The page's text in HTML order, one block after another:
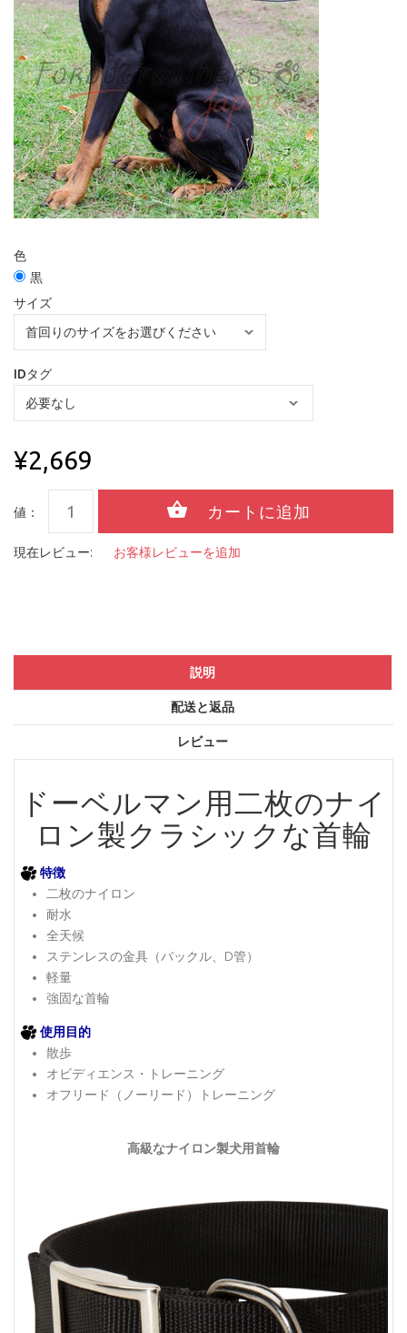
色
黒
サイズ
IDタグ
¥2,669
値：
現在レビュー: お客様レビューを追加
説明
配送と返品
レビュー
ドーベルマン用二枚のナイ
ロン製クラシックな首輪
特徴
二枚のナイロン
耐水
全天候
ステンレスの金具（バックル、D管）
軽量
強固な首輪
使用目的
散歩
オビディエンス・トレーニング
オフリード（ノーリード）トレーニング
高級なナイロン製犬用首輪